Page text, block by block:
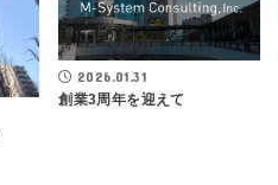
2026.01.31
創業3周年を迎えて